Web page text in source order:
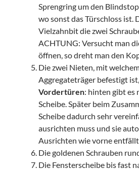
Sprengring um den
wo sonst das Türschloss ist.
Vielzahnbit die zwei
ACHTUNG: Versucht man
öffnen, so dreht man den
Die zwei Nieten, mit
Aggregateträger befestigt
Vordertüren: hinten gibt es
Scheibe. Später beim
Scheibe dadurch sehr
ausrichten muss und sie
Ausrichten wie vorne
Die goldenen Schrauben
Die Fensterscheibe bis fast